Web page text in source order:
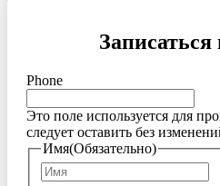
Phone
Это поле используется для
следует оставить без
Имя(Обязательно)